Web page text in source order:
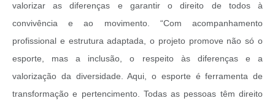
valorizar as diferenças e garantir o direito de todos à
convivência e ao movimento. “Com acompanhamento
profissional e estrutura adaptada, o projeto promove não só o
esporte, mas a inclusão, o respeito às diferenças e a
valorização da diversidade. Aqui, o esporte é ferramenta de
transformação e pertencimento. Todas as pessoas têm direito